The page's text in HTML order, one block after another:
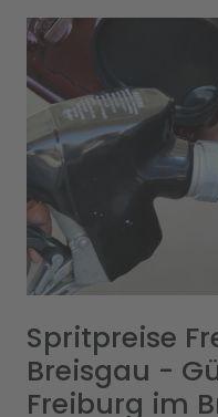
Spritpreise
Breisgau -
Freiburg im